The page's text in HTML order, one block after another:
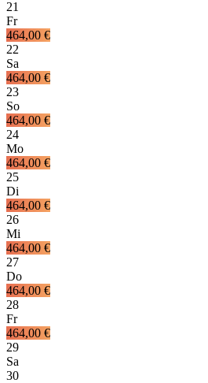
21
Fr
464,00 €
22
Sa
464,00 €
23
So
464,00 €
24
Mo
464,00 €
25
Di
464,00 €
26
Mi
464,00 €
27
Do
464,00 €
28
Fr
464,00 €
29
Sa
30